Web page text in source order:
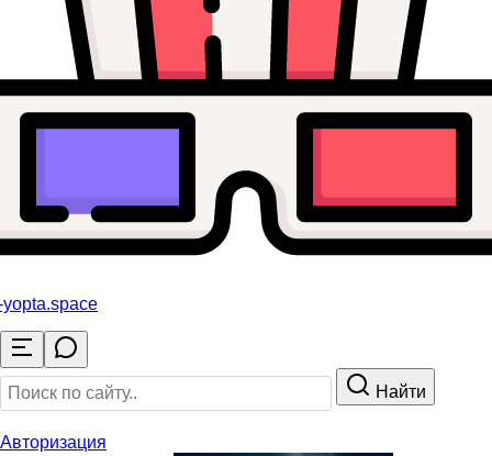
.space
Найти
Авторизация